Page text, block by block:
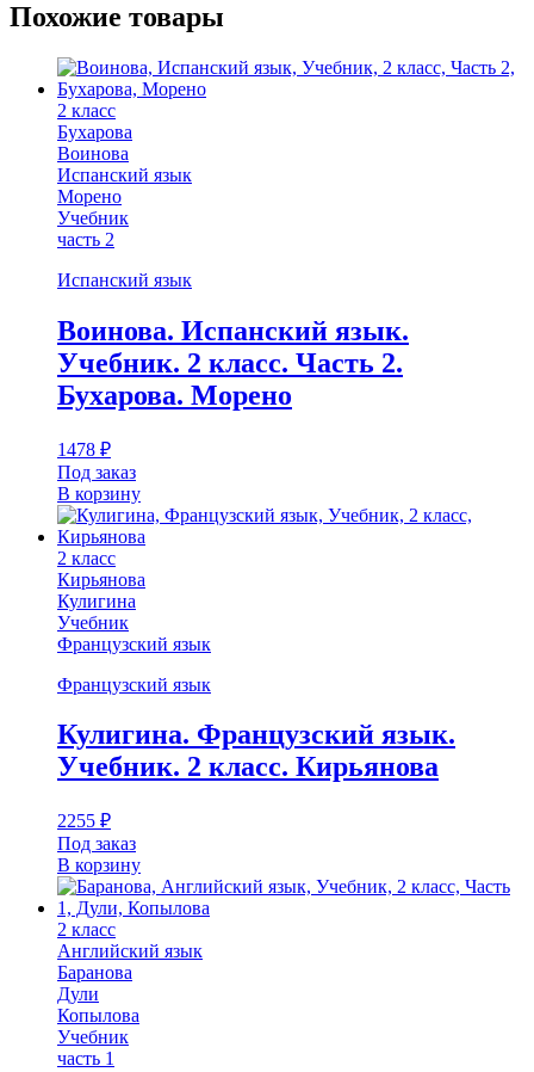
Похожие товары
2 класс
Бухарова
Воинова
Испанский язык
Морено
Учебник
часть 2
Испанский язык
Воинова. Испанский язык.
Учебник. 2 класс. Часть 2.
Бухарова. Морено
1478 ₽
Под заказ
В корзину
2 класс
Кирьянова
Кулигина
Учебник
Французский язык
Французский язык
Кулигина. Французский язык.
Учебник. 2 класс. Кирьянова
2255 ₽
Под заказ
В корзину
2 класс
Английский язык
Баранова
Дули
Копылова
Учебник
часть 1